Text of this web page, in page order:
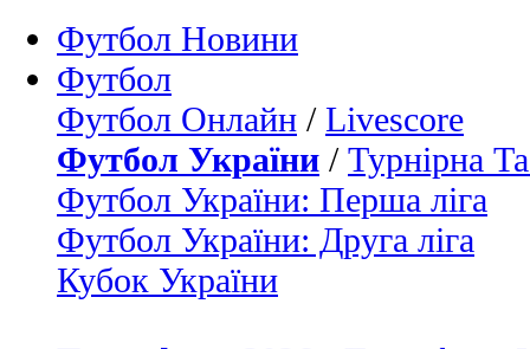
Футбол Новини
Футбол
Футбол Онлайн / Livescore
Футбол України / Турнірна
Футбол України: Перша ліга
Футбол України: Друга ліга
Кубок України